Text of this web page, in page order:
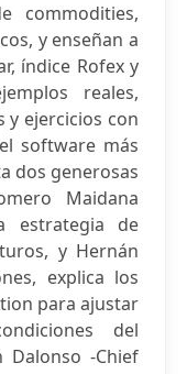
commodities,
y enseñan a
índice Rofex y
reales,
y ejercicios con
software más
dos generosas
Maidana
estrategia de
y Hernán
explica los
para ajustar
del
Dalonso -Chief